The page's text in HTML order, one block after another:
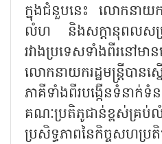
ក្នុងជំនួបនេះ លោកនាយករ
លំហ និងសក្តានុពលសម្រ
រវាងប្រទេសទាំងពីរនៅម
លោកនាយករដ្ឋមន្ត្រីបា
ភាគីទាំងពីរបង្កើនទំ
គណៈប្រតិភូជាន់ខ្ពស់គ្រប់លំ
ប្រសិទ្ធភាពនៃកិច្ចសហប្រតិប